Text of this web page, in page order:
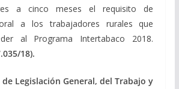
a cinco meses el requisito de
a los trabajadores rurales que
al Programa Intertabaco 2018.
18).
Legislación General, del Trabajo y